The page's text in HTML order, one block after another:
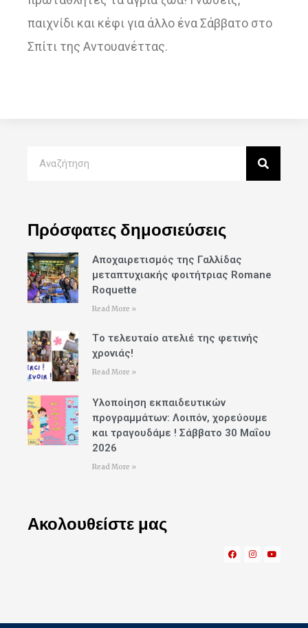
παιχνίδι και κέφι για άλλο ένα Σάββατο στο
Σπίτι της Αντουανέττας.
Πρόσφατες δημοσιεύσεις
Αποχαιρετισμός της Γαλλίδας
μεταπτυχιακής φοιτήτριας Romane
Roquette
Read More »
Tο τελευταίο ατελιέ της φετινής
χρονιάς!
Read More »
Υλοποίηση εκπαιδευτικών
προγραμμάτων: Λοιπόν, χορεύουμε
και τραγουδάμε ! Σάββατο 30 Μαΐου
2026
Read More »
Ακολουθείστε μας